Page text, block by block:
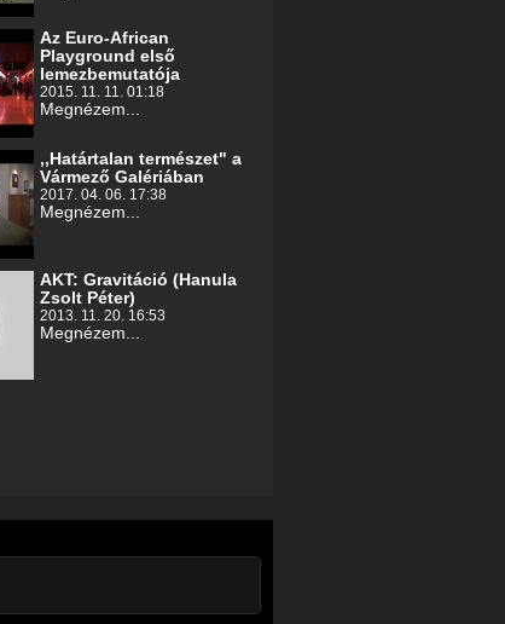
Az Euro-African
Playground első
lemezbemutatója
2015. 11. 11. 01:18
Megnézem...
,,Határtalan természet" a
Vármező Galériában
2017. 04. 06. 17:38
Megnézem...
AKT: Gravitáció (Hanula
Zsolt Péter)
2013. 11. 20. 16:53
Megnézem...